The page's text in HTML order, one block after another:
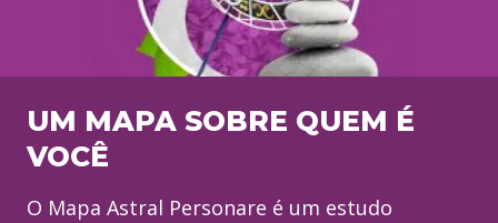
UM MAPA SOBRE QUEM É
VOCÊ
O Mapa Astral Personare é um estudo